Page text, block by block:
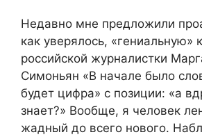
Недавно мне предложили
как уверялось, «гениальную»
российской журналистки
Симоньян «В начале было
будет цифра» с позиции: «а
знает?» Вообще, я человек
жадный до всего нового.